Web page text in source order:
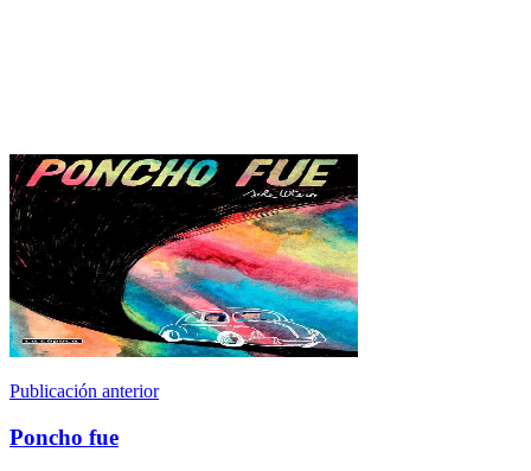
Publicación anterior
Poncho fue